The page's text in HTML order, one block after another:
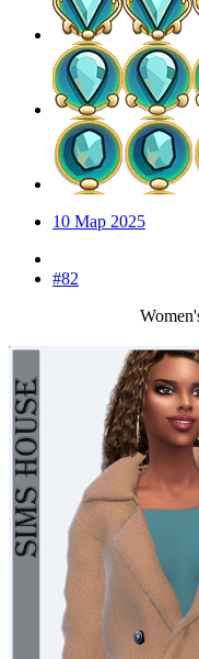
10 Мар 2025
#82